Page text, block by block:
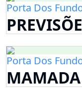
Porta Dos
Porta Dos
MAMADA